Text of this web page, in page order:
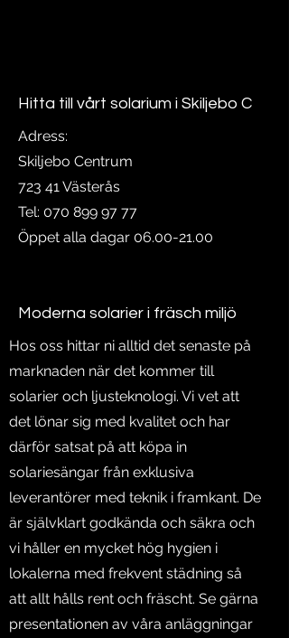
Hitta till vårt solarium i Skiljebo C
Adress:
Skiljebo Centrum
723 41 Västerås
Tel: 070 899 97 77
Öppet alla dagar 06.00-21.00
Moderna solarier i fräsch miljö
Hos oss hittar ni alltid det senaste på
marknaden när det kommer till
solarier och ljusteknologi. Vi vet att
det lönar sig med kvalitet och har
därför satsat på att köpa in
solariesängar från exklusiva
leverantörer med teknik i framkant. De
är självklart godkända och säkra och
vi håller en mycket hög hygien i
lokalerna med frekvent städning så
att allt hålls rent och fräscht. Se gärna
presentationen av våra anläggningar